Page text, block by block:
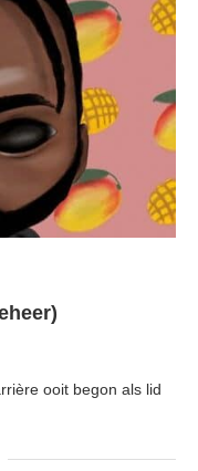
ooit begon als lid